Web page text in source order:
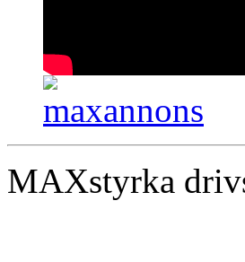
MAXstyrka